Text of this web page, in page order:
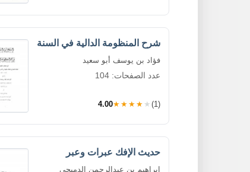
شرح المنظومة الدالية في السنة
فؤاد بن يوسف أبو سعيد
عدد الصفحات: 104
4.00★★★★★ (1)
حديث الإفك عبرات وعبر
إبراهيم بن عبدالرحمن الدميجي